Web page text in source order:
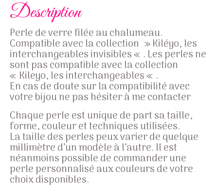
Description
Perle de verre filée au chalumeau.
Compatible avec la collection » Kiléyo, les
interchangeables invisibles « . Les perles ne
sont pas compatible avec la collection
« Kileyo, les interchangeables « .
En cas de doute sur la compatibilité avec
votre bijou ne pas hésiter à me contacter
Chaque perle est unique de part sa taille,
forme, couleur et techniques utilisées.
La taille des perles peux varier de quelque
millimètre d’un modèle à l’autre. Il est
néanmoins possible de commander une
perle personnalisé aux couleurs de votre
choix disponibles.